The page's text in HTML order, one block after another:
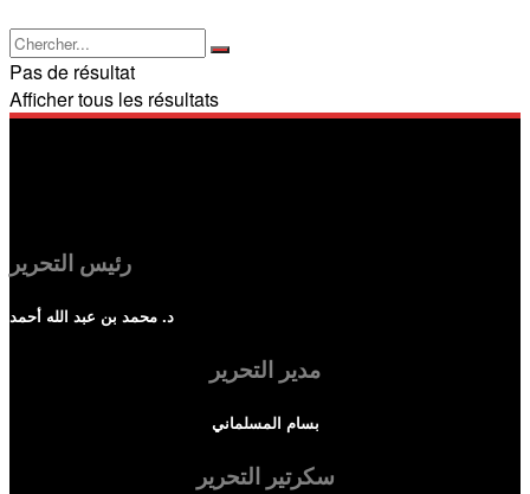
Pas de résultat
Afficher tous les résultats
رئيس التحرير
د. محمد بن عبد الله أحمد
مدير التحرير
بسام المسلماني
سكرتير التحرير